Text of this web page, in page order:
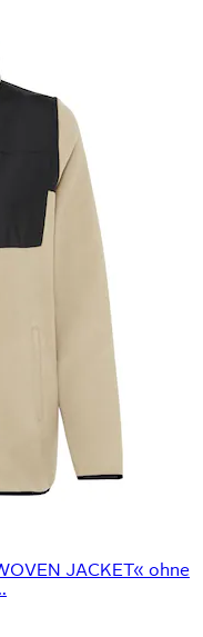
JACKET« ohne